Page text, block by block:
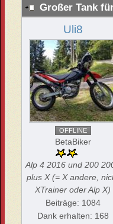
Großer Tank
Uli8
OFFLINE
BetaBiker
Alp 4 2016 und 200
plus X (= X andere,
XTrainer oder Alp X)
Beiträge: 1084
Dank erhalten: 168